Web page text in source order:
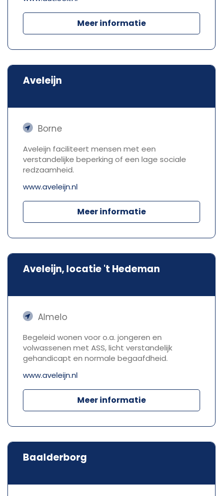
Meer informatie
Aveleijn
Borne
Aveleijn faciliteert mensen met een
verstandelijke beperking of een lage sociale
redzaamheid.
www.aveleijn.nl
Meer informatie
Aveleijn, locatie 't Hedeman
Almelo
Begeleid wonen voor o.a. jongeren en
volwassenen met ASS, licht verstandelijk
gehandicapt en normale begaafdheid.
www.aveleijn.nl
Meer informatie
Baalderborg